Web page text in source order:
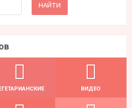
ВИДЕО